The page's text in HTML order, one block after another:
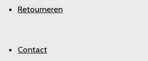
Retourneren
Contact